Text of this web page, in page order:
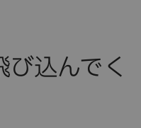
込んでく